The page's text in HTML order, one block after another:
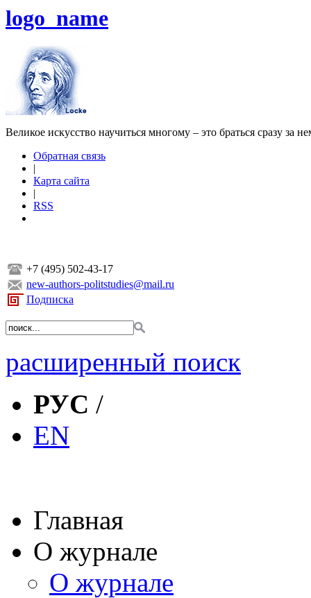
logo_name
Великое искусство научиться многому – это браться сразу за
Обратная связь
|
Карта сайта
|
RSS
+7 (495) 502-43-17
new-authors-politstudies@mail.ru
Подписка
расширенный поиск
РУС /
EN
Главная
О журнале
О журнале